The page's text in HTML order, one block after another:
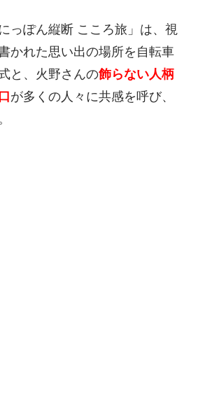
っぽん縦断 こころ旅」は、視
かれた思い出の場所を自転車
と、火野さんの飾らない人柄
が多くの人々に共感を呼び、